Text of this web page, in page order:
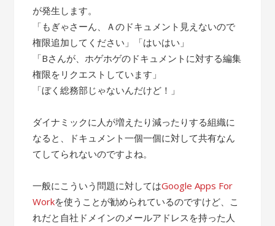
が発生します。
「もぎゃさーん、Ａのドキュメント見えないので
権限追加してください」「はいはい」
「Bさんが、ホゲホゲのドキュメントに対する編集
権限をリクエストしています」
「ぼく総務部じゃないんだけど！」
ダイナミックに人が増えたり減ったりする組織に
なると、ドキュメント一個一個に対して共有なん
てしてられないのですよね。
一般にこういう問題に対してはGoogle Apps For
Workを使うことが勧められているのですけど、こ
れだと自社ドメインのメールアドレスを持った人